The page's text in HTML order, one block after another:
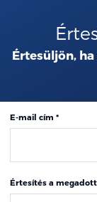
Értesüljön,
E-mail cím
Értesítés a